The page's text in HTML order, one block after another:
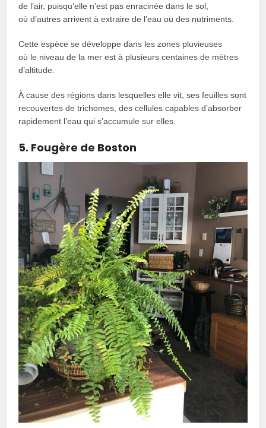
de l’air, puisqu’elle n’est pas enracinée dans le sol,
où d’autres arrivent à extraire de l’eau ou des nutriments.
Cette espèce se développe dans les zones pluvieuses
où le niveau de la mer est à plusieurs centaines de mètres
d’altitude.
À cause des régions dans lesquelles elle vit, ses feuilles sont
recouvertes de trichomes, des cellules capables d’absorber
rapidement l’eau qui s’accumule sur elles.
5. Fougère de Boston